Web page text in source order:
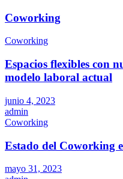
Coworking
Coworking
Espacios flexibles con
modelo laboral actual
junio 4, 2023
admin
Coworking
Estado del Coworking
mayo 31, 2023